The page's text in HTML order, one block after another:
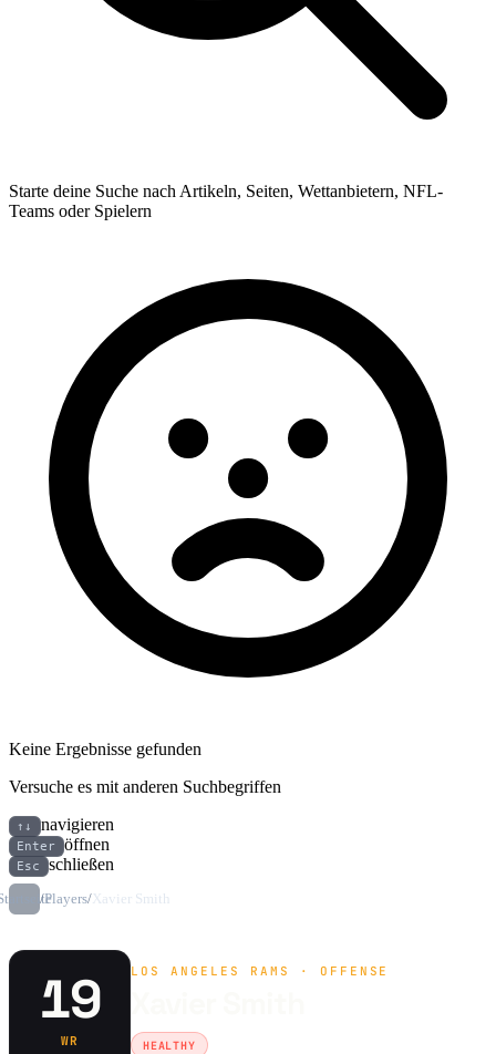
Starte deine Suche nach Artikeln, Seiten, Wettanbietern, NFL-
Teams oder Spielern
Keine Ergebnisse gefunden
Versuche es mit anderen Suchbegriffen
↑↓ navigieren
Enter öffnen
Esc schließen
/Players/Xavier Smith
19
WR
LOS ANGELES RAMS · OFFENSE
HEALTHY